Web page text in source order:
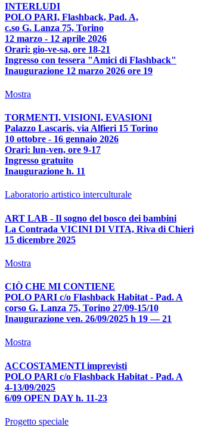
INTERLUDI
POLO PARI, Flashback, Pad. A,
c.so G. Lanza 75, Torino
12 marzo - 12 aprile 2026
Orari: gio-ve-sa, ore 18-21
Ingresso con tessera "Amici di Flashback"
Inaugurazione 12 marzo 2026 ore 19
Mostra
TORMENTI, VISIONI, EVASIONI
Palazzo Lascaris, via Alfieri 15 Torino
10 ottobre - 16 gennaio 2026
Orari: lun-ven, ore 9-17
Ingresso gratuito
Inaugurazione h. 11
Laboratorio artistico interculturale
ART LAB - Il sogno del bosco dei bambini
La Contrada VICINI DI VITA, Riva di Chieri
15 dicembre 2025
Mostra
CIÒ CHE MI CONTIENE
POLO PARI c/o Flashback Habitat - Pad. A
corso G. Lanza 75, Torino 27/09-15/10
Inaugurazione ven. 26/09/2025 h 19 — 21
Mostra
ACCOSTAMENTI imprevisti
POLO PARI c/o Flashback Habitat - Pad. A
4-13/09/2025
6/09 OPEN DAY h. 11-23
Progetto speciale